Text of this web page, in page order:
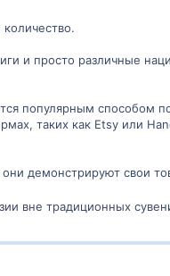
и просто различные
популярным способом
таких как Etsy или
демонстрируют свои
вне традиционных